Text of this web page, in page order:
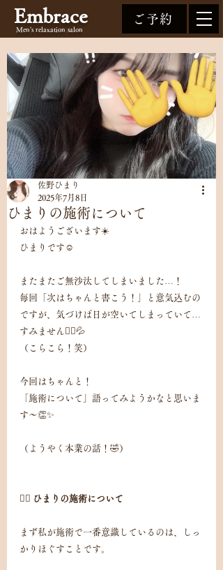
Men's relaxation salon
Embrace ご予約
ひまりの施術について
佐野ひまり
2025年7月8日
おはようございます☀️
ひまりです☺️
またまたご無沙汰してしまいました…！
毎回「次はちゃんと書こう！」と意気込むの
ですが、気づけば日が空いてしまっていて…
すみません🙇‍♀️💦
（こらこら！笑）
今回はちゃんと！
「施術について」語ってみようかなと思いま
す〜👏✨
（ようやく本業の話！🤣）
🧖‍♀️ ひまりの施術について
まず私が施術で一番意識しているのは、しっ
かりほぐすことです。